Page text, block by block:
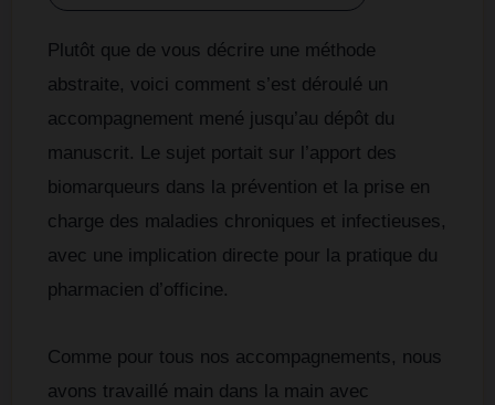
Plutôt que de vous décrire une méthode
abstraite, voici comment s’est déroulé un
accompagnement mené jusqu’au dépôt du
manuscrit. Le sujet portait sur l’apport des
biomarqueurs dans la prévention et la prise en
charge des maladies chroniques et infectieuses,
avec une implication directe pour la pratique du
pharmacien d’officine.
Comme pour tous nos accompagnements, nous
avons travaillé main dans la main avec